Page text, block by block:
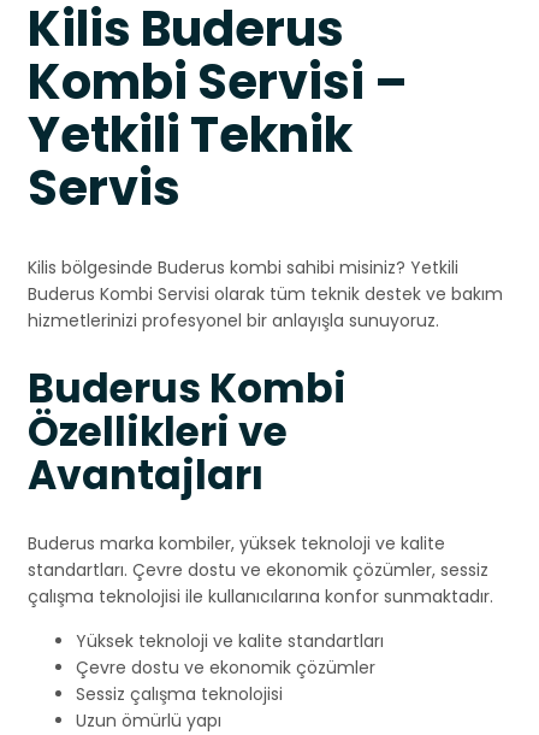
Kilis Buderus
Kombi Servisi –
Yetkili Teknik
Servis
Kilis bölgesinde Buderus kombi sahibi misiniz? Yetkili
Buderus Kombi Servisi olarak tüm teknik destek ve bakım
hizmetlerinizi profesyonel bir anlayışla sunuyoruz.
Buderus Kombi
Özellikleri ve
Avantajları
Buderus marka kombiler, yüksek teknoloji ve kalite
standartları. Çevre dostu ve ekonomik çözümler, sessiz
çalışma teknolojisi ile kullanıcılarına konfor sunmaktadır.
Yüksek teknoloji ve kalite standartları
Çevre dostu ve ekonomik çözümler
Sessiz çalışma teknolojisi
Uzun ömürlü yapı